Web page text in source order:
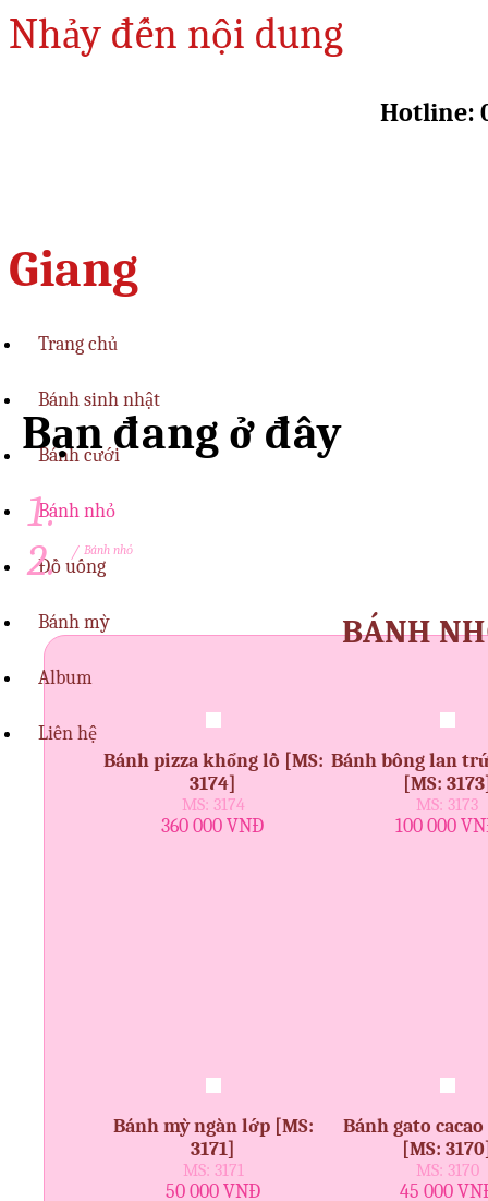
Nhảy đến nội dung
Hotline:
Giang
Trang chủ
Bánh sinh nhật
Bánh cưới
Bánh nhỏ
Đồ uống
Bánh mỳ
Album
Liên hệ
Bạn đang ở đây
/ Bánh nhỏ
BÁNH
Bánh pizza khổng lồ [MS:
3174]
MS: 3174
360 000 VNĐ
Bánh bông lan
[MS:
MS: 3173
100 000
Bánh mỳ ngàn lớp [MS:
3171]
MS: 3171
50 000 VNĐ
Bánh gato
[MS:
MS: 3170
45 000